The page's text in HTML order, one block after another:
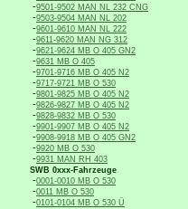
-9501-9502 MAN NL 232 CNG
-9503-9504 MAN NL 202
-9601-9610 MAN NL 222
-9611-9620 MAN NG 312
-9621-9624 MB O 405 GN2
-9631 MB O 405
-9701-9716 MB O 405 N2
-9717-9721 MB O 530
-9801-9825 MB O 405 N2
-9826-9827 MB O 405 N2
-9828-9832 MB O 530
-9901-9907 MB O 405 N2
-9908-9918 MB O 405 GN2
-9920 MB O 530
-9931 MAN RH 403
SWB 0xxx-Fahrzeuge
-0001-0010 MB O 530
-0011 MB O 530
-0101-0104 MB O 530 Ü